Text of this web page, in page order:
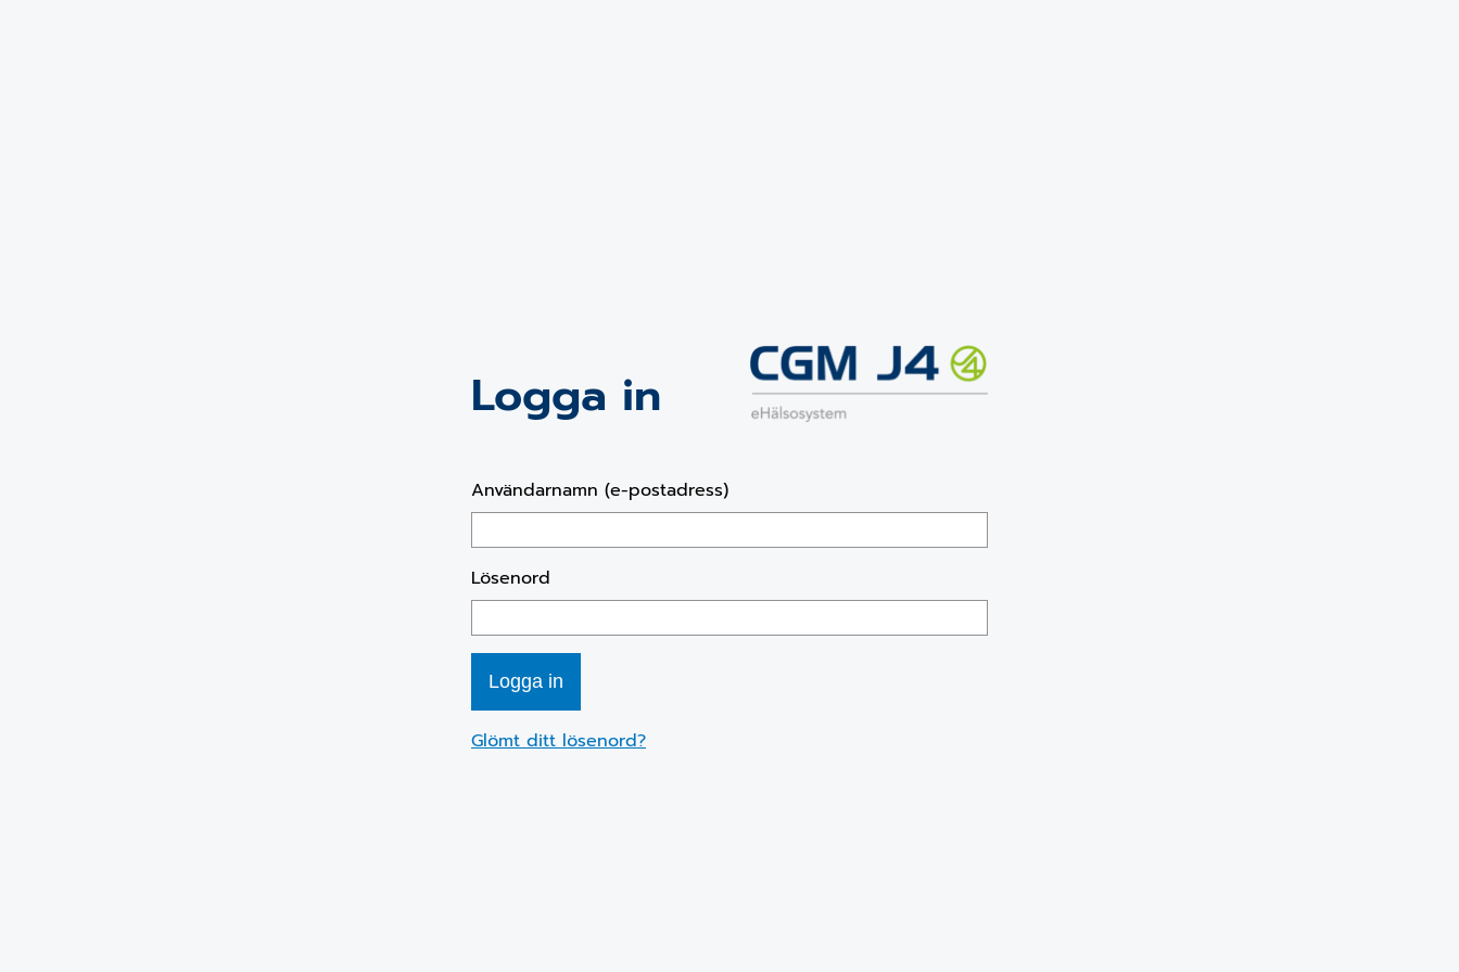
Logga in
Användarnamn (e-postadress)
Lösenord
Glömt ditt lösenord?